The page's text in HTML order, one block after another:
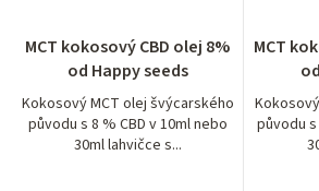
MCT kokosový CBD olej 8%
od Happy seeds
Kokosový MCT olej švýcarského
původu s 8 % CBD v 10ml nebo
30ml lahvičce s...
MCT
původu s